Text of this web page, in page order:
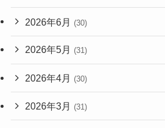
2026年6月 (30)
2026年5月 (31)
2026年4月 (30)
2026年3月 (31)